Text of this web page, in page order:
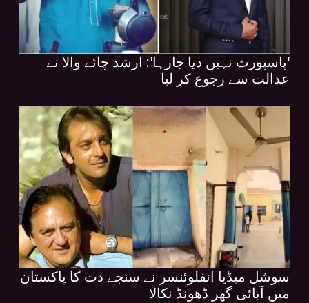
'پاسپورٹ نہیں دیا جارہا': ارشد چائے والا نے
عدالت سے رجوع کر لیا
سوشل میڈیا انفلوئنسر نے سنجے دت کا پاکستان
میں آبائی گھر ڈھونڈ نکالا